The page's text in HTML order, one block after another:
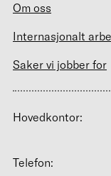
Om oss
Internasjonalt
Saker vi jobber for
Hovedkontor:
Telefon: